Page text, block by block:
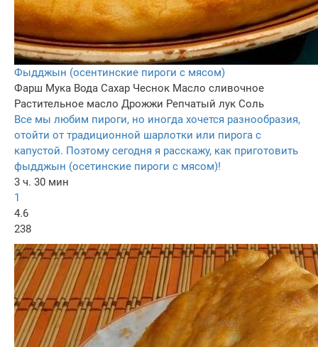
Фыдджын (осентинские пироги с мясом)
Фарш Мука Вода Сахар Чеснок Масло сливочное
Растительное масло Дрожжи Репчатый лук Соль
Все мы любим пироги, но иногда хочется разнообразия,
отойти от традиционной шарлотки или пирога с
капустой. Поэтому сегодня я расскажу, как приготовить
фыдджын (осетинские пироги с мясом)!
3 ч. 30 мин
1
4.6
238